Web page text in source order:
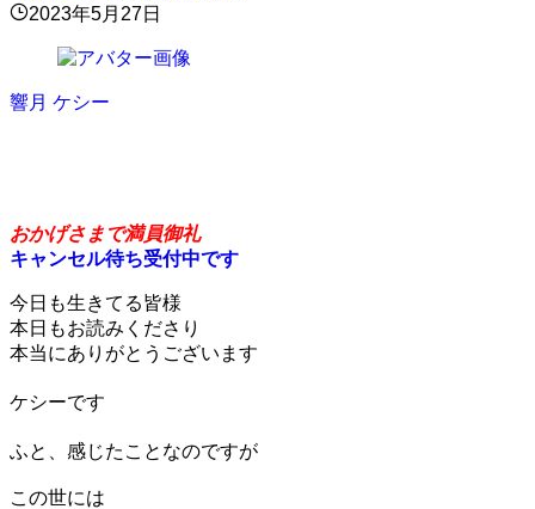
2023年5月27日
響月 ケシー
おかげさまで満員御礼
キャンセル待ち受付中です
今日も生きてる皆様
本日もお読みくださり
本当にありがとうございます
ケシーです
ふと、感じたことなのですが
この世には